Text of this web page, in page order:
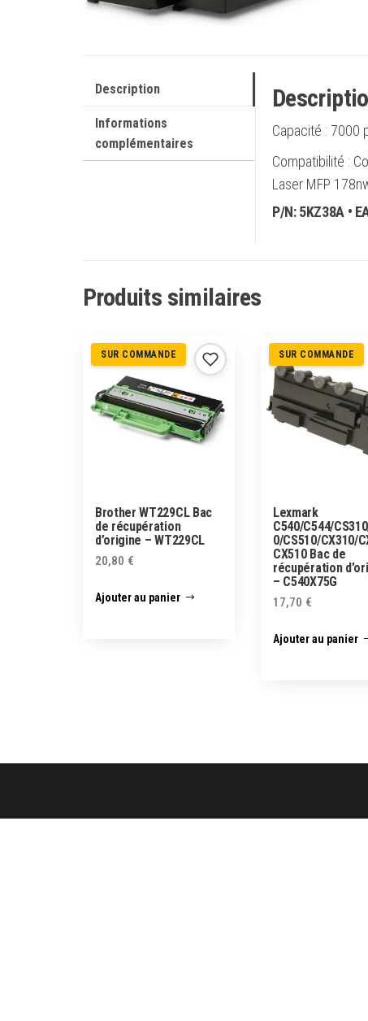
Description
Informations
complémentaires
Capacité : 7000
Compatibilité :
Laser MFP
P/N:5KZ38A•
Produits similaires
SUR COMMANDE
Brother WT229CL Bac
de récupération
d’origine – WT229CL
20,80 €
Ajouter au panier
SUR COMMANDE
Lexmark
C540/C544/
0/CS510/CX310/
CX510 Bac de
récupération
– C540X75G
17,70 €
Ajouter au panier